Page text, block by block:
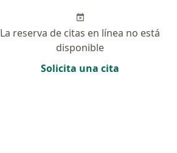
La reserva de citas en línea no está
disponible
Solicita una cita